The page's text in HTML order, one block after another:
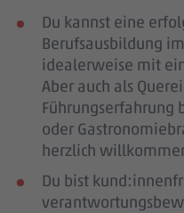
Du kannst eine
Berufsausbildung
idealerweise mit
Aber auch als
Führungserfahrung
oder
herzlich
Du bist